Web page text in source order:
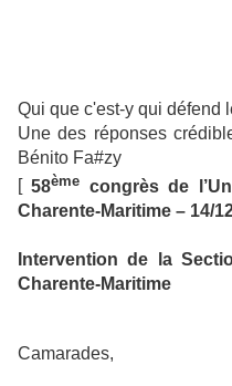
Qui que c'est-y qui défend
Une des réponses
Bénito Fa#zy
[58ème congrès de
Charente-Maritime – 14/
Intervention de la
Charente-Maritime
Camarades,